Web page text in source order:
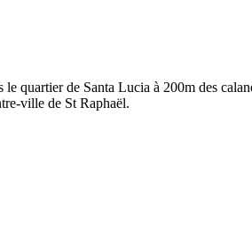
le quartier de Santa Lucia à 200m des
ville de St Raphaël.